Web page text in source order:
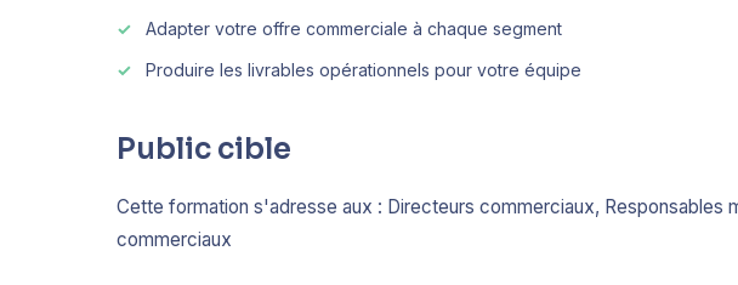
Adapter votre offre commerciale à chaque segment
Produire les livrables opérationnels pour votre équipe
Public cible
Cette formation s'adresse aux : Directeurs commerciaux, Responsables
commerciaux